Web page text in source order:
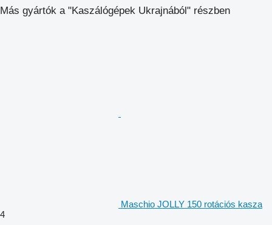
Más gyártók a "Kaszálógépek Ukrajnából" részben
Maschio JOLLY 150 rotációs kasza
4